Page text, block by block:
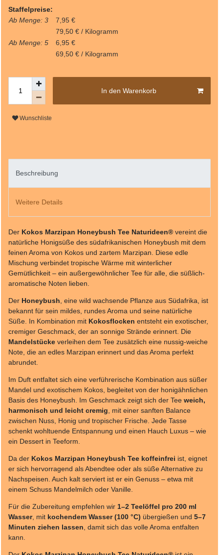
Staffelpreise:
Ab Menge: 3
7,95 €
79,50 € / Kilogramm
Ab Menge: 5
6,95 €
69,50 € / Kilogramm
In den Warenkorb
Wunschliste
Beschreibung
Weitere Details
Der Kokos Marzipan Honeybush Tee Naturideen® vereint die
natürliche Honigsüße des südafrikanischen Honeybush mit dem
feinen Aroma von Kokos und zartem Marzipan. Diese edle
Mischung verbindet tropische Wärme mit winterlicher
Gemütlichkeit – ein außergewöhnlicher Tee für alle, die süßlich-
aromatische Noten lieben.
Der Honeybush , eine wild wachsende Pflanze aus Südafrika, ist
bekannt für sein mildes, rundes Aroma und seine natürliche
Süße. In Kombination mit Kokosflocken entsteht ein exotischer,
cremiger Geschmack, der an sonnige Strände erinnert. Die
Mandelstücke verleihen dem Tee zusätzlich eine nussig-weiche
Note, die an edles Marzipan erinnert und das Aroma perfekt
abrundet.
Im Duft entfaltet sich eine verführerische Kombination aus süßer
Mandel und exotischem Kokos, begleitet von der honigähnlichen
Basis des Honeybush. Im Geschmack zeigt sich der Tee weich,
harmonisch und leicht cremig , mit einer sanften Balance
zwischen Nuss, Honig und tropischer Frische. Jede Tasse
schenkt wohltuende Entspannung und einen Hauch Luxus – wie
ein Dessert in Teeform.
Da der Kokos Marzipan Honeybush Tee koffeinfrei ist, eignet
er sich hervorragend als Abendtee oder als süße Alternative zu
Nachspeisen. Auch kalt serviert ist er ein Genuss – etwa mit
einem Schuss Mandelmilch oder Vanille.
Für die Zubereitung empfehlen wir 1–2 Teelöffel pro 200 ml
Wasser, mit kochendem Wasser (100 °C) übergießen und 5–7
Minuten ziehen lassen , damit sich das volle Aroma entfalten
kann.